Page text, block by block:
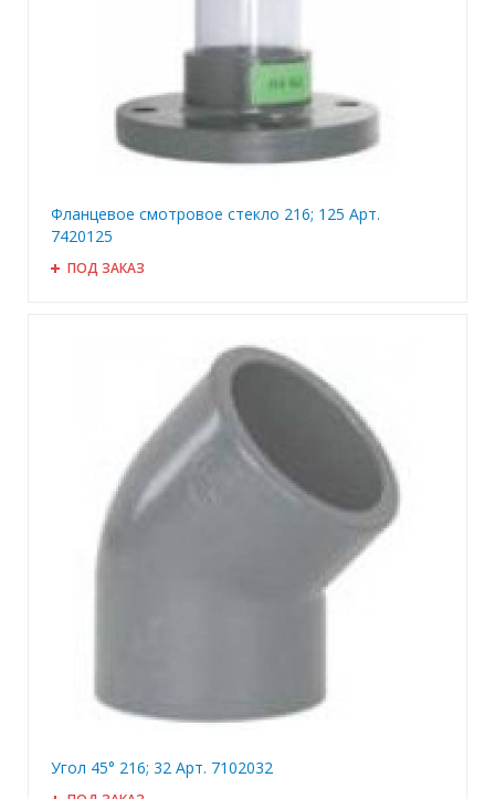
Фланцевое смотровое стекло 216; 125 Арт.
7420125
ПОД ЗАКАЗ
Угол 45° 216; 32 Арт. 7102032